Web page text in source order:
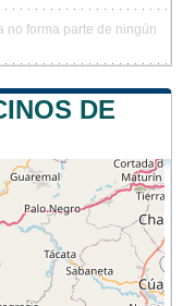
no forma parte de ningún
DE